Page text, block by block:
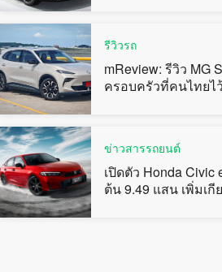
รีวิวรถ
mReview: รีวิว MG
ครอบครัวที่คนไทยไ
ข่าวสารรถยนต์
เปิดตัว Honda Civic
ต้น 9.49 แสน เพิ่มเกี